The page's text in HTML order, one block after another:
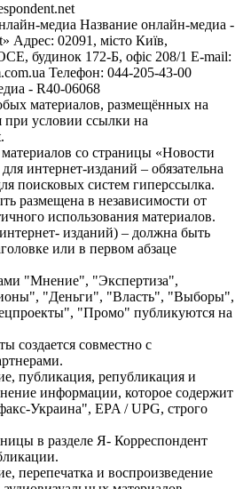
медиа Название онлайн-медиа -
Адрес: 02091, місто Київ,
будинок 172-Б, офіс 208/1 E-mail:
Телефон: 044-205-43-00
- R40-06068
материалов, размещённых на
при условии ссылки на
со страницы «Новости
интернет-изданий – обязательна
поисковых систем гиперссылка.
размещена в независимости от
использования материалов.
изданий) – должна быть
или в первом абзаце
"Мнение", "Экспертиза",
"Деньги", "Власть", "Выборы",
"Промо" публикуются на
создается совместно с
публикация, републикация и
информации, которое содержит
Украина", EPA / UPG, строго
в разделе Я- Корреспондент
перепечатка и воспроизведение